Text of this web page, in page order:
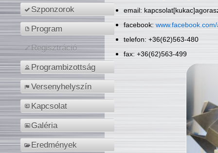
Szponzorok
Program
Regisztráció
Programbizottság
Versenyhelyszín
Kapcsolat
Galéria
Eredmények
email:
facebook:
telefon: +36(62)563-480
fax: +36(62)563-499